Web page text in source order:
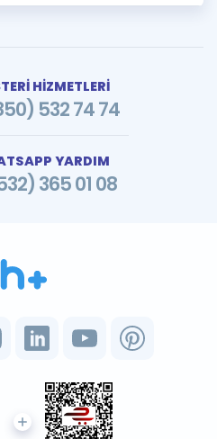
HİZMETLERİ
532 74 74
YARDIM
365 01 08